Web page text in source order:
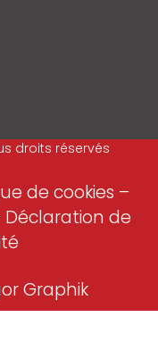
droits réservés
de cookies –
Déclaration de
Graphik